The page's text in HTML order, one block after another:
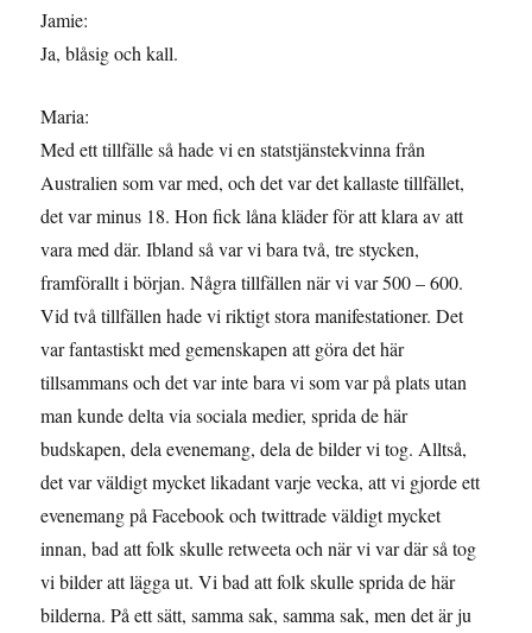
Jamie:
Ja, blåsig och kall.
Maria:
Med ett tillfälle så hade vi en statstjänstekvinna från
Australien som var med, och det var det kallaste tillfället,
det var minus 18. Hon fick låna kläder för att klara av att
vara med där. Ibland så var vi bara två, tre stycken,
framförallt i början. Några tillfällen när vi var 500 – 600.
Vid två tillfällen hade vi riktigt stora manifestationer. Det
var fantastiskt med gemenskapen att göra det här
tillsammans och det var inte bara vi som var på plats utan
man kunde delta via sociala medier, sprida de här
budskapen, dela evenemang, dela de bilder vi tog. Alltså,
det var väldigt mycket likadant varje vecka, att vi gjorde ett
evenemang på Facebook och twittrade väldigt mycket
innan, bad att folk skulle retweeta och när vi var där så tog
vi bilder att lägga ut. Vi bad att folk skulle sprida de här
bilderna. På ett sätt, samma sak, samma sak, men det är ju